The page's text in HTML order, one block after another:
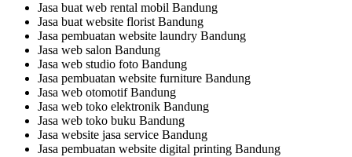
Jasa buat web rental mobil Bandung
Jasa buat website florist Bandung
Jasa pembuatan website laundry Bandung
Jasa web salon Bandung
Jasa web studio foto Bandung
Jasa pembuatan website furniture Bandung
Jasa web otomotif Bandung
Jasa web toko elektronik Bandung
Jasa web toko buku Bandung
Jasa website jasa service Bandung
Jasa pembuatan website digital printing Bandung